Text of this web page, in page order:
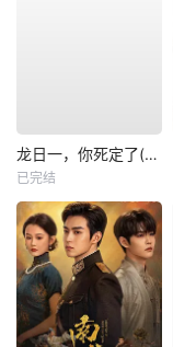
龙日一，你死定了(短剧)
已完结